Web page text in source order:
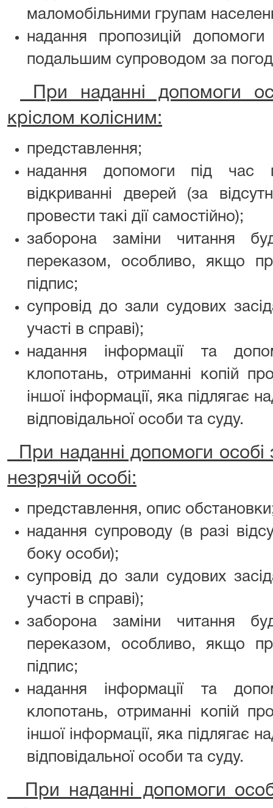
маломобільними групам
надання пропозицій
подальшим супроводом за
При наданні допомоги
кріслом колісним:
представлення;
надання допомоги під час
відкриванні дверей (за
провести такі дії самостійно);
заборона заміни читання
переказом, особливо, якщо
підпис;
супровід до зали судових
участі в справі);
надання інформації та
клопотань, отриманні копій
іншої інформації, яка підлягає
відповідальної особи та суду.
При наданні допомоги
незрячій особі:
представлення, опис
надання супроводу (в разі
боку особи);
супровід до зали судових
участі в справі);
заборона заміни читання
переказом, особливо, якщо
підпис;
надання інформації та
клопотань, отриманні копій
іншої інформації, яка підлягає
відповідальної особи та суду.
При наданні допомоги